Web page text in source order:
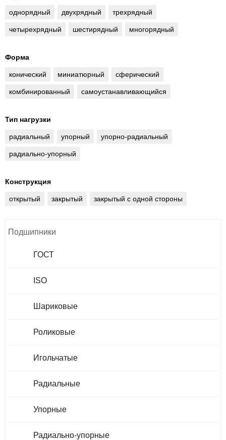
однорядный двухрядный трехрядный
четырехрядный шестирядный многорядный
Форма
конический миниатюрный сферический
комбинированный самоустанавливающийся
Тип нагрузки
радиальный упорный упорно-радиальный
радиально-упорный
Конструкция
открытый закрытый закрытый с одной стороны
Подшипники
ГОСТ
ISO
Шариковые
Роликовые
Игольчатые
Радиальные
Упорные
Радиально-упорные